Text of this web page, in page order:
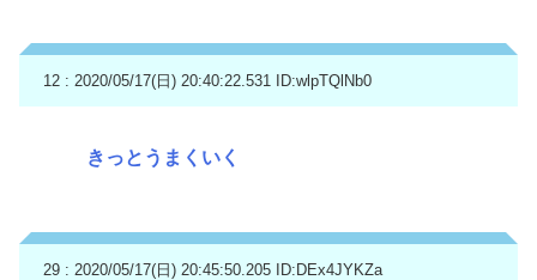
12 : 2020/05/17(日) 20:40:22.531 ID:wlpTQlNb0
きっとうまくいく
29 : 2020/05/17(日) 20:45:50.205 ID:DEx4JYKZa